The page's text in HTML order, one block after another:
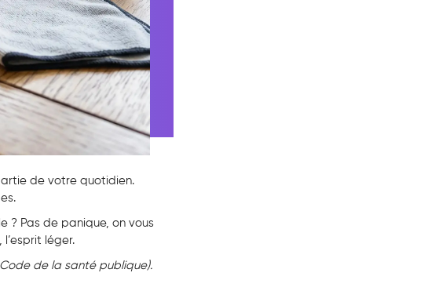
de votre quotidien.
? Pas de panique, on vous
léger.
de la santé publique).